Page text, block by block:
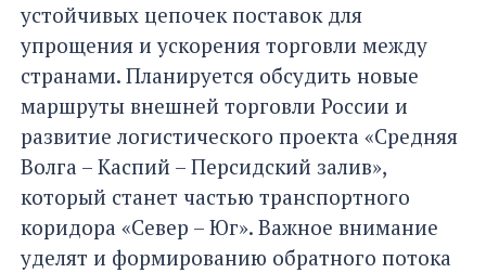
устойчивых цепочек поставок для
упрощения и ускорения торговли между
странами. Планируется обсудить новые
маршруты внешней торговли России и
развитие логистического проекта «Средняя
Волга – Каспий – Персидский залив»,
который станет частью транспортного
коридора «Север – Юг». Важное внимание
уделят и формированию обратного потока